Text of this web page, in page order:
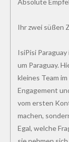
Ihr zwei süßen
IsiPisi
um Paraguay.
kleines Team
Engagement
vom ersten
machen,
Egal, welche